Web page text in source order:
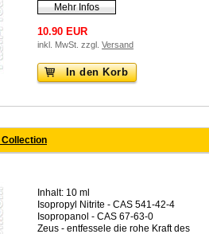
Mehr Infos
10.90 EUR
inkl. MwSt. zzgl. Versand
In den Korb
Collection
Inhalt: 10 ml
Isopropyl Nitrite - CAS 541-42-4
Isopropanol - CAS 67-63-0
Zeus - entfessele die rohe Kraft des